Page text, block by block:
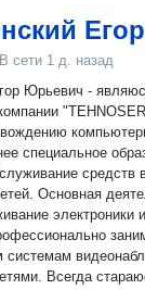
В сети 1 д. назад
- являюсь IT
"TEHNOSERVICE25"
средств
компании это
электроники
как для себя,